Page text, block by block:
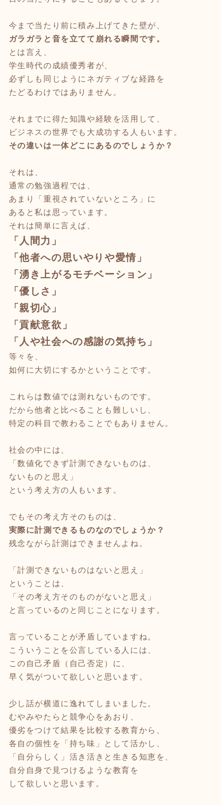
今まで当たり前に積み上げてきた壁が、
ガラガラと音を立てて崩れる瞬間です。
とは言え、
学生時代の成績優秀者が、
必ずしも同じようにネガティブな経路を
たどるわけではありません。
それまでに得た知識や経験を活用して、
ビジネスの世界でも大成功する人もいます。
その違いは一体どこにあるのでしょうか？
それは、
通常の勉強過程では、
あまり「重視されていないところ」に
あると私は思っています。
それは簡単に言えば、
「人間力」
「他者への思いやりや愛情」
「湧き上がるモチベーション」
「優しさ」
「親切心」
「貢献意欲」
「人や社会への感謝の気持ち」
等々を、
如何に大切にするかということです。
これらは数値では測れないものです。
だから他者と比べることも難しいし、
特定の科目で教わることでもありません。
社会の中には、
「数値化できず計測できないものは、
ないものと思え」
という考え方の人もいます。
でもその考え方そのものは、
実際に計測できるものなのでしょうか？
残念ながら計測はできませんよね。
「計測できないものはないと思え」
ということは、
「その考え方そのものがないと思え」
と言っているのと同じことになります。
言っていることが矛盾していますね。
こういうことを公言している人には、
この自己矛盾（自己否定）に、
早く気がついて欲しいと思います。
少し話が横道に逸れてしまいました。
むやみやたらと競争心をあおり、
優劣をつけて結果を比較する教育から、
各自の個性を「持ち味」として活かし、
「自分らしく」活き活きと生きる知恵を、
自分自身で見つけるような教育を
して欲しいと思います。